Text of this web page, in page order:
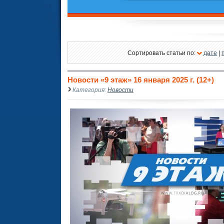
Сортировать статьи по: дате |
Новости «9 этаж» 16 января 2025 г. (12+)
Категория: Новости